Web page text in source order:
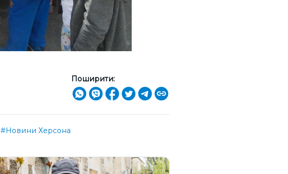
Поширити:
#Новини Херсона